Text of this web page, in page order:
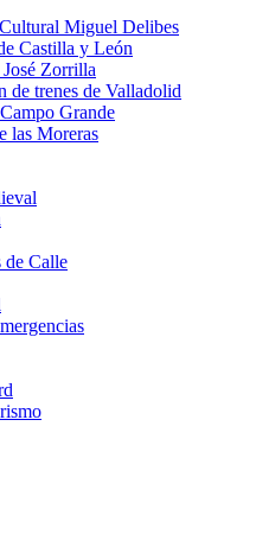
Miguel Delibes
Castilla y León
Zorrilla
de trenes de Valladolid
Grande
las Moreras
de Calle